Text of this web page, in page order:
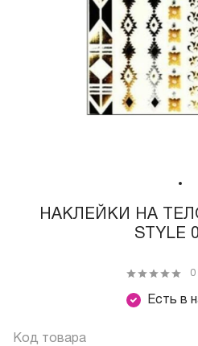
НАКЛЕЙКИ НА
STYLE
Есть в
0
Код товара